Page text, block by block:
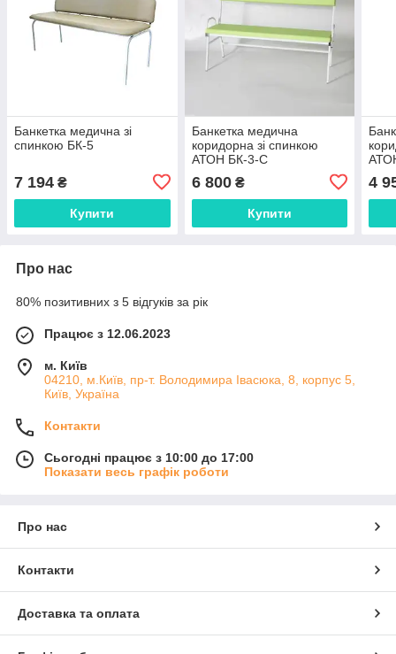
Банкетка медична зі
спинкою БК-5
7 194 ₴
Купити
Банкетка медична
коридорна зі спинкою
АТОН БК-3-С
6 800₴
Купити
4
Про нас
80% позитивних з 5 відгуків за рік
Працює з 12.06.2023
м. Київ
04210, м.Київ, пр-т. Володимира Івасюка, 8, корпус 5,
Київ, Україна
Контакти
Сьогодні працює з 10:00 до 17:00
Показати весь графік роботи
Про нас
Контакти
Доставка та оплата